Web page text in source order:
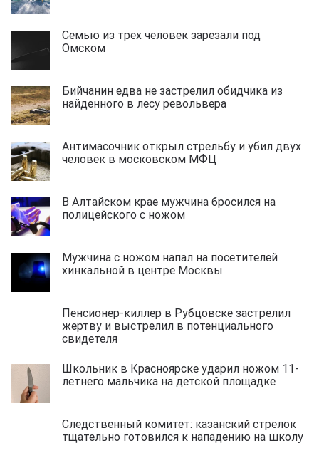
Семью из трех человек зарезали под
Омском
Бийчанин едва не застрелил обидчика из
найденного в лесу револьвера
Антимасочник открыл стрельбу и убил двух
человек в московском МФЦ
В Алтайском крае мужчина бросился на
полицейского с ножом
Мужчина с ножом напал на посетителей
хинкальной в центре Москвы
Пенсионер-киллер в Рубцовске застрелил
жертву и выстрелил в потенциального
свидетеля
Школьник в Красноярске ударил ножом 11-
летнего мальчика на детской площадке
Следственный комитет: казанский стрелок
тщательно готовился к нападению на школу